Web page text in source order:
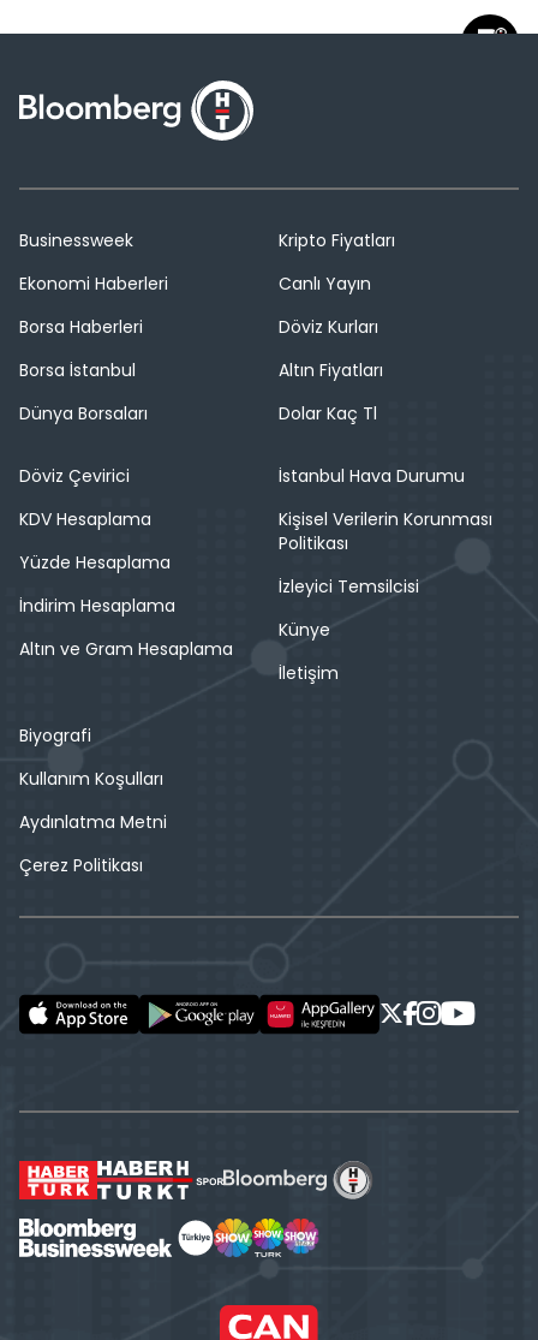
Businessweek
Ekonomi Haberleri
Borsa Haberleri
Borsa İstanbul
Dünya Borsaları
Kripto Fiyatları
Canlı Yayın
Döviz Kurları
Altın Fiyatları
Dolar Kaç Tl
Döviz Çevirici
KDV Hesaplama
Yüzde Hesaplama
İndirim Hesaplama
Altın ve Gram Hesaplama
İstanbul Hava Durumu
Kişisel Verilerin Korunması
Politikası
İzleyici Temsilcisi
Künye
İletişim
Biyografi
Kullanım Koşulları
Aydınlatma Metni
Çerez Politikası